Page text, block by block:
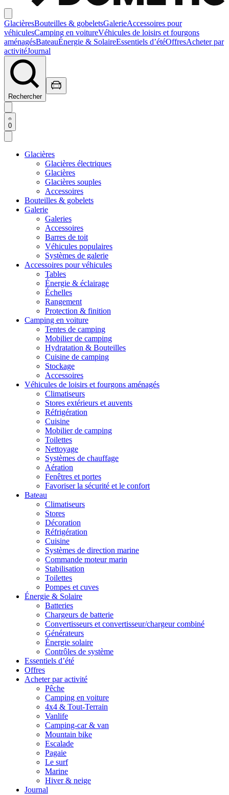
GlacièresBouteilles & gobeletsGalerieAccessoires pour
véhiculesCamping en voitureVéhicules de loisirs et fourgons
aménagésBateauÉnergie & SolaireEssentiels d’étéOffresAcheter par
activitéJournal
Rechercher
0
Glacières
Glacières électriques
Glacières
Glacières souples
Accessoires
Bouteilles & gobelets
Galerie
Galeries
Accessoires
Barres de toit
Véhicules populaires
Systèmes de galerie
Accessoires pour véhicules
Tables
Énergie & éclairage
Échelles
Rangement
Protection & finition
Camping en voiture
Tentes de camping
Mobilier de camping
Hydratation & Bouteilles
Cuisine de camping
Stockage
Accessoires
Véhicules de loisirs et fourgons aménagés
Climatiseurs
Stores extérieurs et auvents
Réfrigération
Cuisine
Mobilier de camping
Toilettes
Nettoyage
Systèmes de chauffage
Aération
Fenêtres et portes
Favoriser la sécurité et le confort
Bateau
Climatiseurs
Stores
Décoration
Réfrigération
Cuisine
Systèmes de direction marine
Commande moteur marin
Stabilisation
Toilettes
Pompes et cuves
Énergie & Solaire
Batteries
Chargeurs de batterie
Convertisseurs et convertisseur/chargeur combiné
Générateurs
Énergie solaire
Contrôles de système
Essentiels d’été
Offres
Acheter par activité
Pêche
Camping en voiture
4x4 & Tout-Terrain
Vanlife
Camping-car & van
Mountain bike
Escalade
Pagaie
Le surf
Marine
Hiver & neige
Journal